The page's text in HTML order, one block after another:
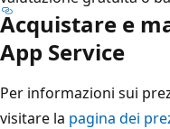
Acquistare e
App Service
Per informazioni sui
visitare la pagina dei